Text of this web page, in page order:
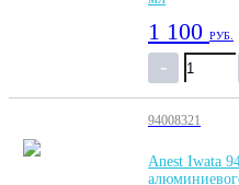
1 100 РУБ.
94008321
Anest Iwata